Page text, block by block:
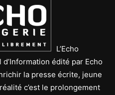
L’Echo
édité par Echo
la presse écrite, jeune
c’est le prolongement